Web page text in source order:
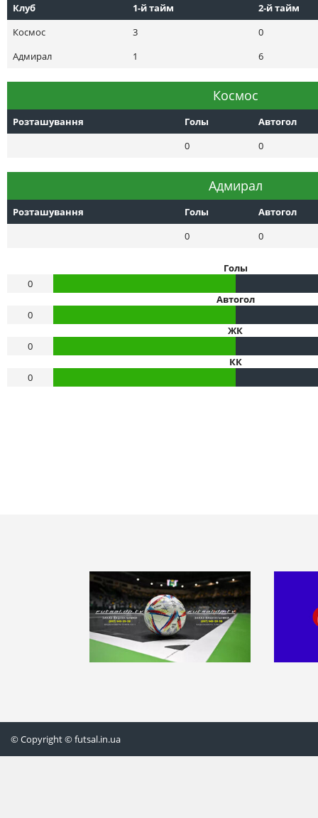
Клуб 1-й тайм
2-й тайм
Космос
3
0
Адмирал
1 6
Космос
Розташування Голы
Автогол
0
0
Адмирал
Розташування Голы
Автогол
0
0
Голы
0
Автогол
0
ЖК
0
КК
0
© Copyright © futsal.in.ua